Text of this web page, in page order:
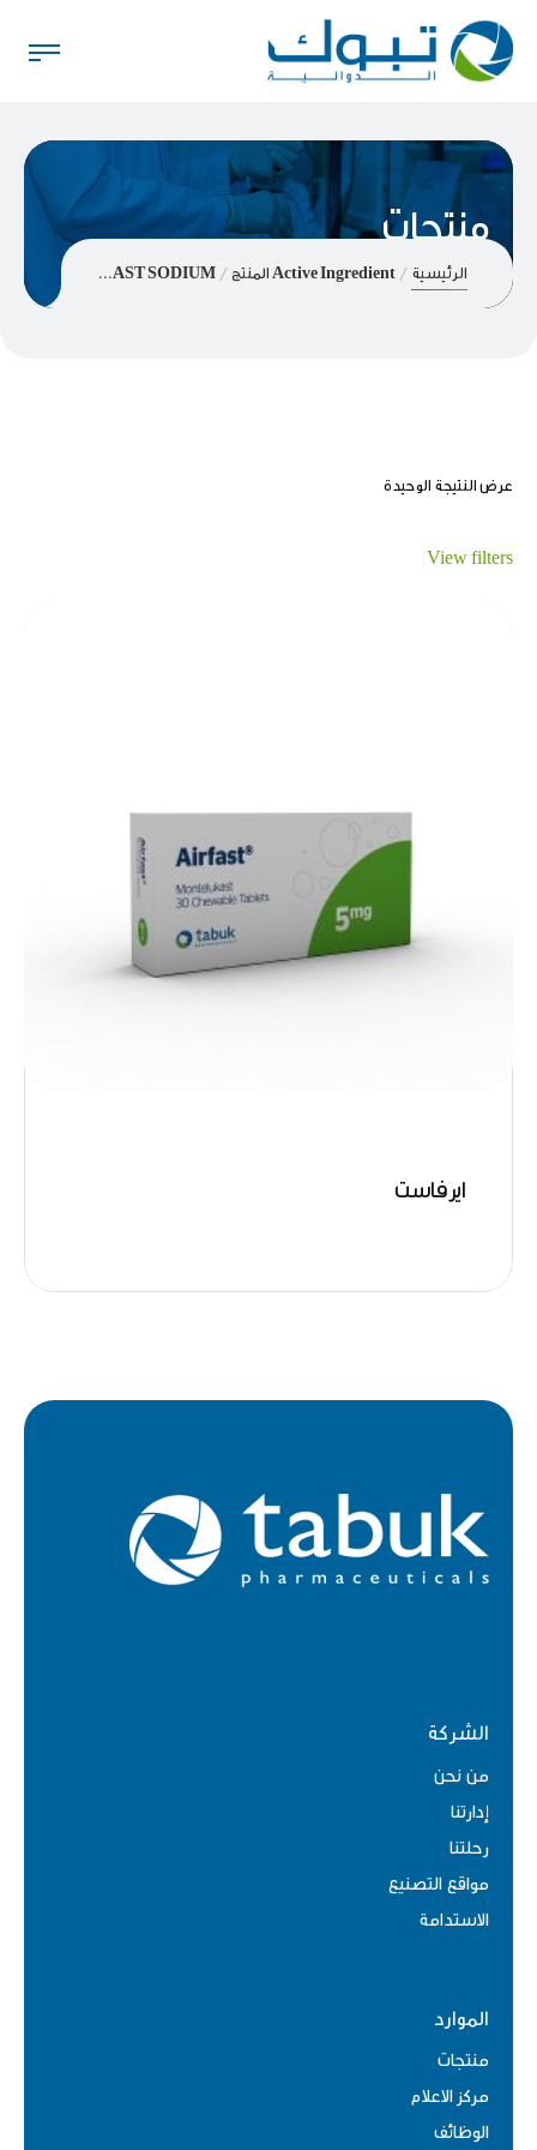
منتجات
الرئيسية Active Ingredient المنتج MONTELUKAST SODIUM
عرض النتيجة الوحيدة
View filters
ايرفاست
الشركة
من نحن
إدارتنا
رحلتنا
مواقع التصنيع
الاستدامة
الموارد
منتجات
مركز الاعلام
الوظائف